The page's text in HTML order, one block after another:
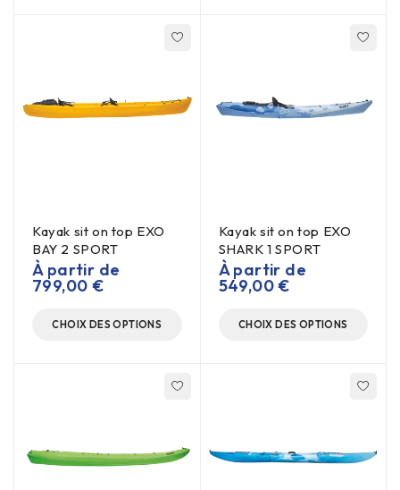
Kayak sit on top EXO
BAY 2 SPORT
À partir de
799,00 €
CHOIX DES OPTIONS
Kayak sit on top EXO
SHARK 1 SPORT
À partir de
549,00€
CHOIX DES OPTIONS